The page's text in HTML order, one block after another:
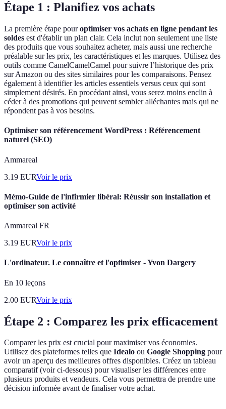
Étape 1 : Planifiez vos achats
La première étape pouroptimiser vos achats en ligne pendant les
soldes est d'établir un plan clair. Cela inclut non seulement une liste
des produits que vous souhaitez acheter, mais aussi une recherche
préalable sur les prix, les caractéristiques et les marques. Utilisez des
outils comme CamelCamelCamel pour suivre l’historique des prix
sur Amazon ou des sites similaires pour les comparaisons. Pensez
également à identifier les articles essentiels versus ceux qui sont
simplement désirés. En procédant ainsi, vous serez moins enclin à
céder à des promotions qui peuvent sembler alléchantes mais qui ne
répondent pas à vos besoins.
Optimiser son référencement WordPress : Référencement
naturel (SEO)
Ammareal
3.19 EURVoir le prix
Mémo-Guide de l'infirmier libéral: Réussir son installation et
optimiser son activité
Ammareal FR
3.19 EURVoir le prix
L'ordinateur. Le connaître et l'optimiser - Yvon Dargery
En 10 leçons
2.00 EURVoir le prix
Étape 2 : Comparez les prix efficacement
Comparer les prix est crucial pour maximiser vos économies.
Utilisez des plateformes telles que Idealo ou Google Shopping pour
avoir un aperçu des meilleures offres disponibles. Créez un tableau
comparatif (voir ci-dessous) pour visualiser les différences entre
plusieurs produits et vendeurs. Cela vous permettra de prendre une
décision informée avant de finaliser votre achat.